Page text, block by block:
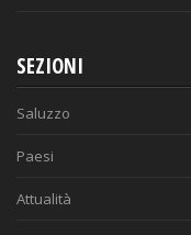
SEZIONI
Saluzzo
Paesi
Attualità